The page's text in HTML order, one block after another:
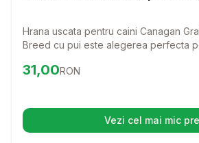
Hrana uscata pentru caini Canagan
Breed cu pui este alegerea perfecta
special formulata pentru a satisface
Preț:31.00
31,00RON
Vezi cel mai mic
(se